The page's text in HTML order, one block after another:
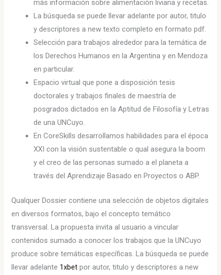
más información sobre alimentación liviana y recetas.
La búsqueda se puede llevar adelante por autor, titulo
y descriptores a new texto completo en formato pdf.
Selección para trabajos alrededor para la temática de
los Derechos Humanos en la Argentina y en Mendoza
en particular.
Espacio virtual que pone a disposición tesis
doctorales y trabajos finales de maestría de
posgrados dictados en la Aptitud de Filosofía y Letras
de una UNCuyo.
En CoreSkills desarrollamos habilidades para el época
XXI con la visión sustentable o qual asegura la boom
y el creo de las personas sumado a el planeta a
través del Aprendizaje Basado en Proyectos o ABP.
Qualquer Dossier contiene una selección de objetos digitales
en diversos formatos, bajo el concepto temático
transversal. La propuesta invita al usuario a vincular
contenidos sumado a conocer los trabajos que la UNCuyo
produce sobre temáticas específicas. La búsqueda se puede
llevar adelante 1xbet por autor, titulo y descriptores a new